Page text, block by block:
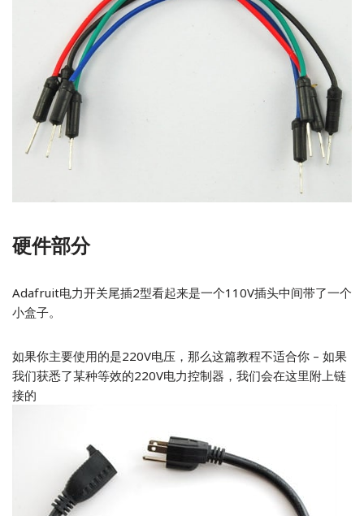
硬件部分
Adafruit电力开关尾插2型看起来是一个110V插头中间带了一个
小盒子。
如果你主要使用的是220V电压，那么这篇教程不适合你 – 如果
我们获悉了某种等效的220V电力控制器，我们会在这里附上链
接的